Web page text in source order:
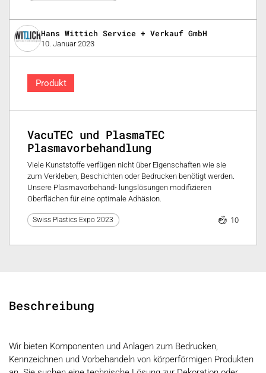
Hans Wittich Service + Verkauf GmbH
10. Januar 2023
Produkt
VacuTEC und PlasmaTEC
Plasmavorbehandlung
Viele Kunststoffe verfügen nicht über Eigenschaften wie sie
zum Verkleben, Beschichten oder Bedrucken benötigt werden.
Unsere Plasmavorbehand- lungslösungen modifizieren
Oberflächen für eine optimale Adhäsion.
Swiss Plastics Expo 2023 10
Beschreibung
Wir bieten Komponenten und Anlagen zum Bedrucken,
Kennzeichnen und Vorbehandeln von körperförmigen Produkten